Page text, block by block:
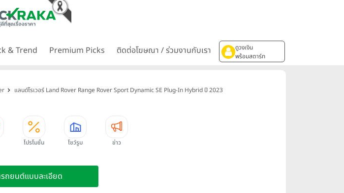
& Trend Premium Picks ติดต่อโฆษณา / ร่วมงานกับเรา
ดูวงเงิน
พร้อมสตาร์ท
แลนด์โรเวอร์ Land Rover Range Rover Sport Dynamic SE Plug-In Hybrid ปี 2023
โปรโมชั่น โชว์รูม ข่าว
ถยนต์แบบละเอียด